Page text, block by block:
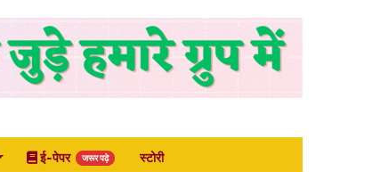
ई-पेपर जरूर पढ़े स्टोरी